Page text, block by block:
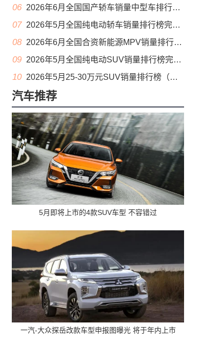
06 2026年6月全国国产轿车销量中型车排行榜完整版(零售量
07 2026年5月全国纯电动轿车销量排行榜完整版(批发量
08 2026年6月全国合资新能源MPV销量排行榜完整版(零售量
09 2026年5月全国纯电动SUV销量排行榜完整版(零售量
10 2026年5月25-30万元SUV销量排行榜（零售量）
汽车推荐
5月即将上市的4款SUV车型 不容错过
一汽-大众探岳改款车型申报图曝光 将于年内上市